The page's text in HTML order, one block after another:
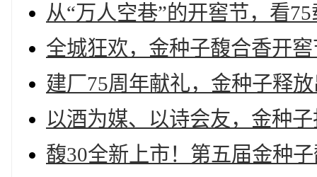
从“万人空巷”的开窖节，看
全城狂欢，金种子馥合香开
建厂75周年献礼，金种子释
以酒为媒、以诗会友，金种
馥30全新上市！第五届金种